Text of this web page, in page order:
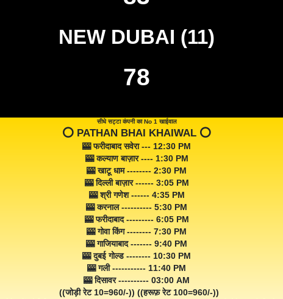
NEW DUBAI (11)
78
सीधे सट्टा कंपनी का No 1 खाईवाल
⭕️ PATHAN BHAI KHAIWAL ⭕️
🎰 फरीदाबाद सवेरा --- 12:30 PM
🎰 कल्याण बाज़ार ---- 1:30 PM
🎰 खाटू धाम -------- 2:30 PM
🎰 दिल्ली बाज़ार ------ 3:05 PM
🎰 श्री गणेश ------ 4:35 PM
🎰 करनाल ---------- 5:30 PM
🎰 फरीदाबाद --------- 6:05 PM
🎰 गोवा किंग -------- 7:30 PM
🎰 गाजियाबाद ------- 9:40 PM
🎰 दुबई गोल्ड -------- 10:30 PM
🎰 गली ----------- 11:40 PM
🎰 दिसावर ---------- 03:00 AM
((जोड़ी रेट 10=960/-)) ((हरूफ़ रेट 100=960/-))